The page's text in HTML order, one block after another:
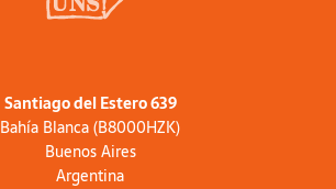
Santiago del Estero 639
Bahía Blanca (B8000HZK)
Buenos Aires
Argentina